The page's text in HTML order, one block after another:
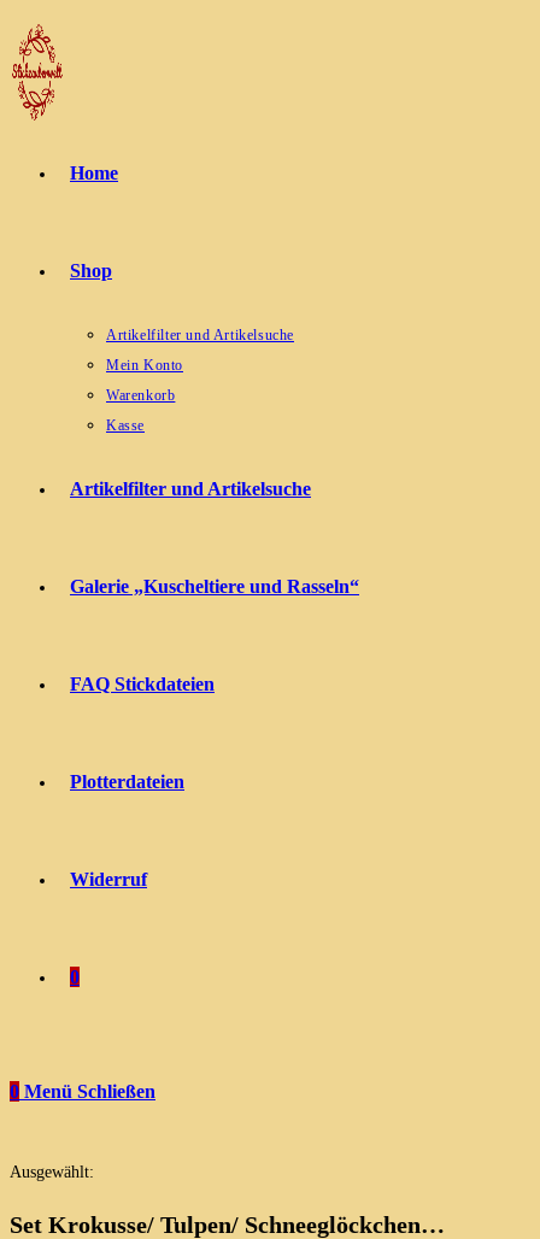
Zum
Inhalt
springen
Home
Shop
Artikelfilter und Artikelsuche
Mein Konto
Warenkorb
Kasse
Artikelfilter und Artikelsuche
Galerie „Kuscheltiere und Rasseln“
FAQ Stickdateien
Plotterdateien
Widerruf
0
0 Menü Schließen
Ausgewählt:
Set Krokusse/ Tulpen/ Schneeglöckchen…